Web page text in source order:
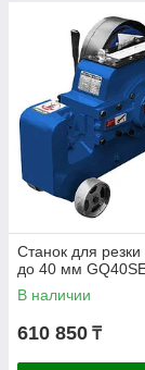
Станок для
до 40 мм
В наличии
610 850 ₸